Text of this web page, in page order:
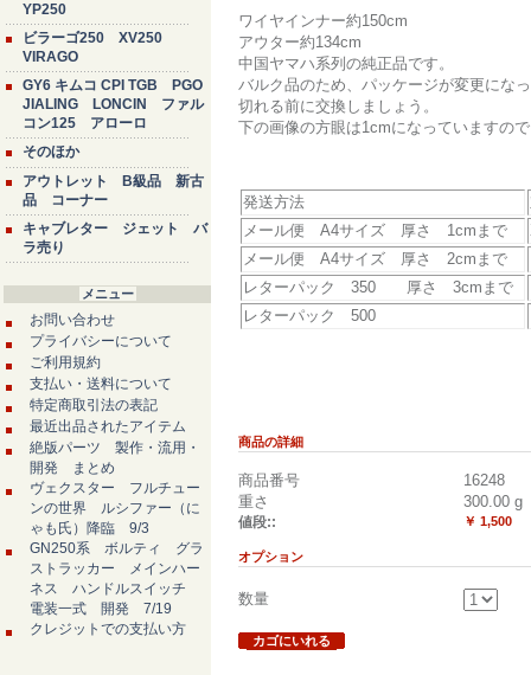
YP250
ビラーゴ250 XV250
VIRAGO
GY6 キムコ CPI TGB PGO
JIALING LONCIN ファル
コン125 アローロ
そのほか
アウトレット B級品 新古
品 コーナー
キャブレター ジェット バ
ラ売り
メニュー
お問い合わせ
プライバシーについて
ご利用規約
支払い・送料について
特定商取引法の表記
最近出品されたアイテム
絶版パーツ 製作・流用・
開発 まとめ
ヴェクスター フルチュー
ンの世界 ルシファー（に
ゃも氏）降臨 9/3
GN250系 ボルティ グラ
ストラッカー メインハー
ネス ハンドルスイッチ
電装一式 開発 7/19
クレジットでの支払い方
ワイヤインナー約150cm
アウター約134cm
中国ヤマハ系列の純正品です。
バルク品のため、パッケージが変更にな
切れる前に交換しましょう。
下の画像の方眼は1cmになっていますの
発送方法
メール便 A4サイズ 厚さ 1cmまで
メール便 A4サイズ 厚さ 2cmまで
レターパック 350 厚さ 3cmまで
レターパック 500
商品の詳細
商品番号
16248
重さ
300.00 g
値段:: ￥ 1,500
オプション
数量
カゴにいれる